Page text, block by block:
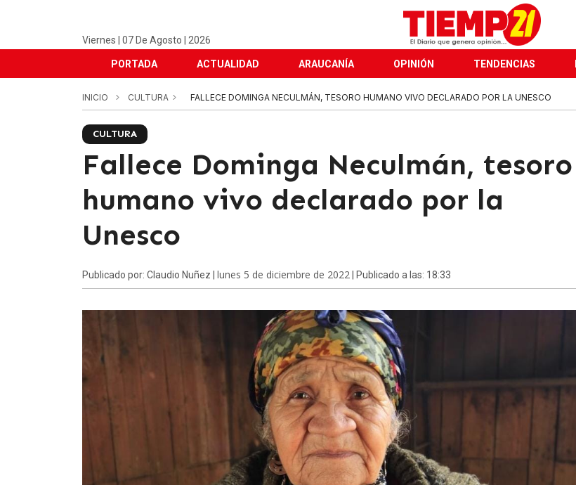
Viernes | 07 De Agosto | 2026
PORTADA ACTUALIDAD ARAUCANÍA OPINIÓN TENDENCIAS
INICIO CULTURA FALLECE DOMINGA NECULMÁN, TESORO HUMANO VIVO DECLARADO POR LA UNESCO
CULTURA
Fallece Dominga Neculmán, tesoro
humano vivo declarado por la
Unesco
Publicado por: Claudio Nuñez | lunes 5 de diciembre de 2022 | Publicado a las: 18:33